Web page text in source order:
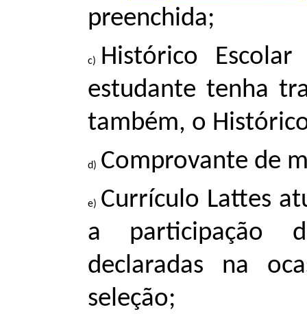
preenchida;
Histórico
estudante tenha
também, o
Comprovante de
Currículo Lattes
a participação
declaradas na
seleção;